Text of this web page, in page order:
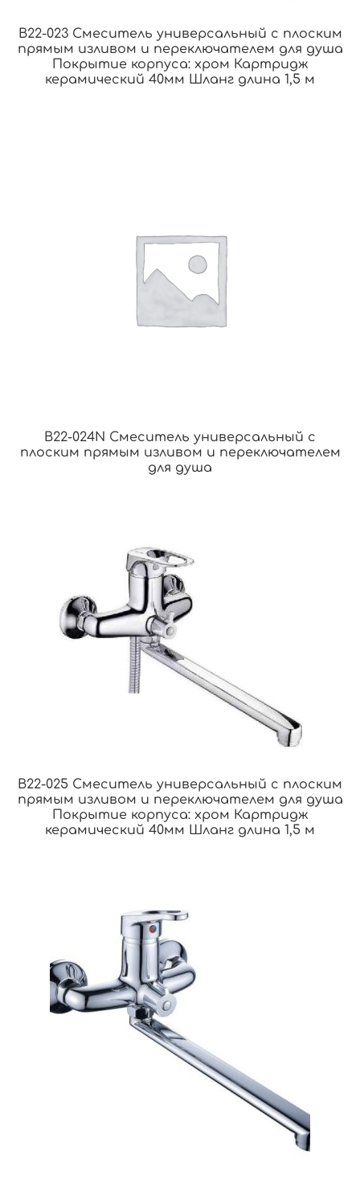
B22-023 Смеситель универсальный с плоским
прямым изливом и переключателем для душа
Покрытие корпуса: хром Картридж
керамический 40мм Шланг длина 1,5 м
B22-024N Смеситель универсальный с
плоским прямым изливом и переключателем
для душа
B22-025 Смеситель универсальный с плоским
прямым изливом и переключателем для душа
Покрытие корпуса: хром Картридж
керамический 40мм Шланг длина 1,5 м